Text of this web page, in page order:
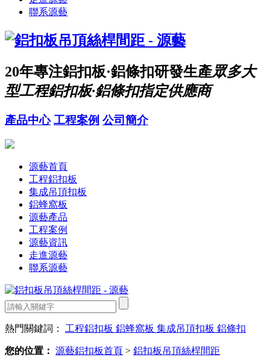
聯系源藝
20年專注鋁扣板·鋁條扣研發生產眾多大
型工程鋁扣板·鋁條扣指定供應商
產品中心 工程案例 公司簡介
源藝首頁
工程鋁扣板
集成吊頂扣板
鋁蜂窩板
源藝產品
工程案例
源藝資訊
走進源藝
聯系源藝
熱門關鍵詞： 工程鋁扣板 鋁蜂窩板 集成吊頂扣板 鋁條扣
您的位置： 源藝鋁扣板首頁 > 鋁扣板吊頂絲桿間距